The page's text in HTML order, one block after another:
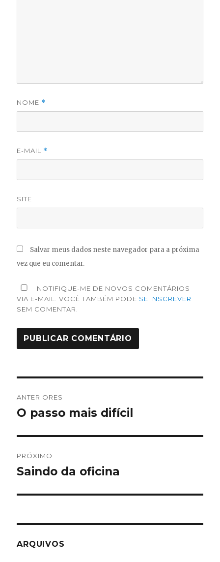
NOME *
E-MAIL *
SITE
Salvar meus dados neste navegador para a próxima
vez que eu comentar.
NOTIFIQUE-ME DE NOVOS COMENTÁRIOS
VIA E-MAIL. VOCÊ TAMBÉM PODE SE INSCREVER
SEM COMENTAR.
de
ANTERIORES
Post
O passo mais difícil
PRÓXIMO
Próximo
Saindo da oficina
ARQUIVOS